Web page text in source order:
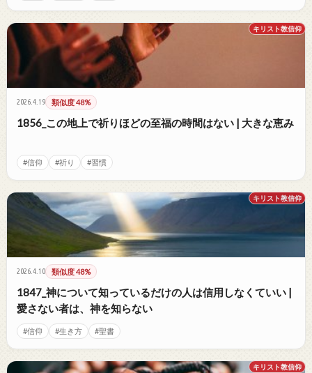
キリスト教信仰
2026.4.19 類似度 48%
1856_この地上で祈りほどの至福の時間はない | 大きな恵み
#信仰 #祈り #習慣
キリスト教信仰
2026.4.10 類似度 48%
1847_神について知っているだけの人は信用しなくていい |
愛さない者は、神を知らない
#信仰 #生き方 #聖書
キリスト教信仰